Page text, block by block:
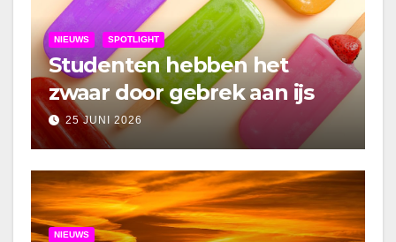
NIEUWS SPOTLIGHT
Studenten hebben het
zwaar door gebrek aan ijs
25 JUNI 2026
NIEUWS